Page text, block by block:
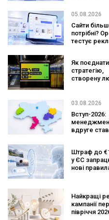
SpaceX готує
Verizon,
Mobile
05.08.2026
Сайти
потрібні?
тестує
бренду
Як поєднати
стратегію,
створену
SHOTS
03.08.2026
Вступ-2026:
вдруге став
кількість
рекордна
років
Штраф до
у ЄС
нові
Найкращі
кампанії
півріччя